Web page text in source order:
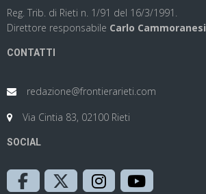
Reg. Trib. di Rieti n. 1/91 del 16/3/1991.
Direttore responsabile Carlo Cammoranesi
CONTATTI
redazione@frontierarieti.com
Via Cintia 83, 02100 Rieti
SOCIAL